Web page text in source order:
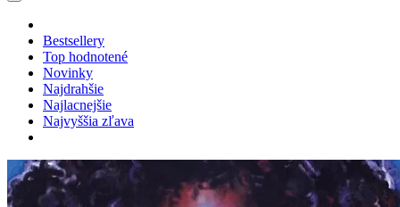
Bestsellery
Top hodnotené
Novinky
Najdrahšie
Najlacnejšie
Najvyššia zľava